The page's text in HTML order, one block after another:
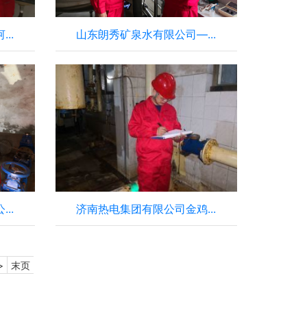
... 山东朗秀矿泉水有限公司—...
... 济南热电集团有限公司金鸡...
末页